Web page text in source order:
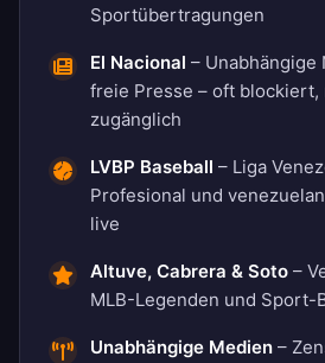
Sportübertragungen
El Nacional – Unabhängige
freie Presse – oft blockiert,
zugänglich
LVBP Baseball – Liga
Profesional und
live
Altuve, Cabrera & Soto –
MLB-Legenden und Sport-
Unabhängige Medien –